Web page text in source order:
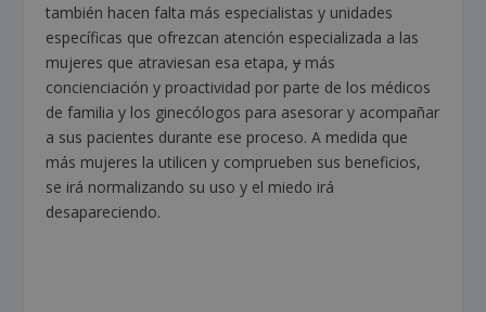
también hacen falta más especialistas y unidades
específicas que ofrezcan atención especializada a las
mujeres que atraviesan esa etapa,ymás
concienciación y proactividad por parte de los médicos
de familia y los ginecólogos para asesorar y acompañar
a sus pacientes durante ese proceso. A medida que
más mujeres la utilicen y comprueben sus beneficios,
se irá normalizando su uso y el miedo irá
desapareciendo.